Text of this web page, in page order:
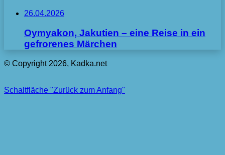
26.04.2026
Oymyakon, Jakutien – eine Reise in ein
gefrorenes Märchen
© Copyright 2026, Kadka.net
Schaltfläche "Zurück zum Anfang"